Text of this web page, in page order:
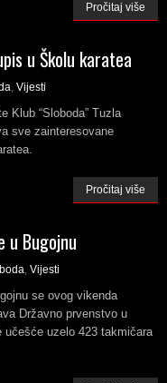
Pročitaj više
u Školu karatea
, Vijesti
Klub “Sloboda” Tuzla
sve zainteresovane
Pročitaj više
u Bugojnu
, Vijesti
se ovog vikenda
Državno prvenstvo u
učešće uzelo 423 takmičara